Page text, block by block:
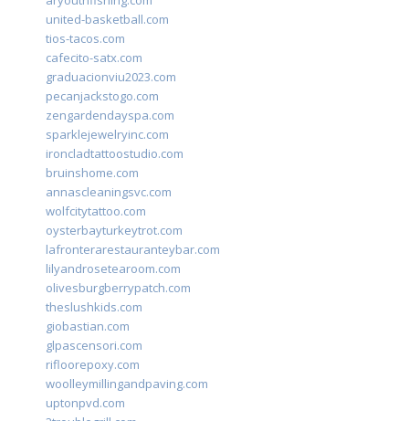
united-basketball.com
tios-tacos.com
cafecito-satx.com
graduacionviu2023.com
pecanjackstogo.com
zengardendayspa.com
sparklejewelryinc.com
ironcladtattoostudio.com
bruinshome.com
annascleaningsvc.com
wolfcitytattoo.com
oysterbayturkeytrot.com
lafronterarestauranteybar.com
lilyandrosetearoom.com
olivesburgberrypatch.com
theslushkids.com
giobastian.com
glpascensori.com
rifloorepoxy.com
woolleymillingandpaving.com
uptonpvd.com